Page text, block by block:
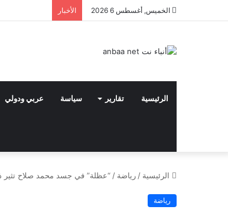
الخميس, أغسطس 6 2026 الأخبار
الرئيسية تقارير سياسة عربي ودولي
الرئيسية / رياضة / “عظلة” في جسد محمد صلاح تثير
رياضة